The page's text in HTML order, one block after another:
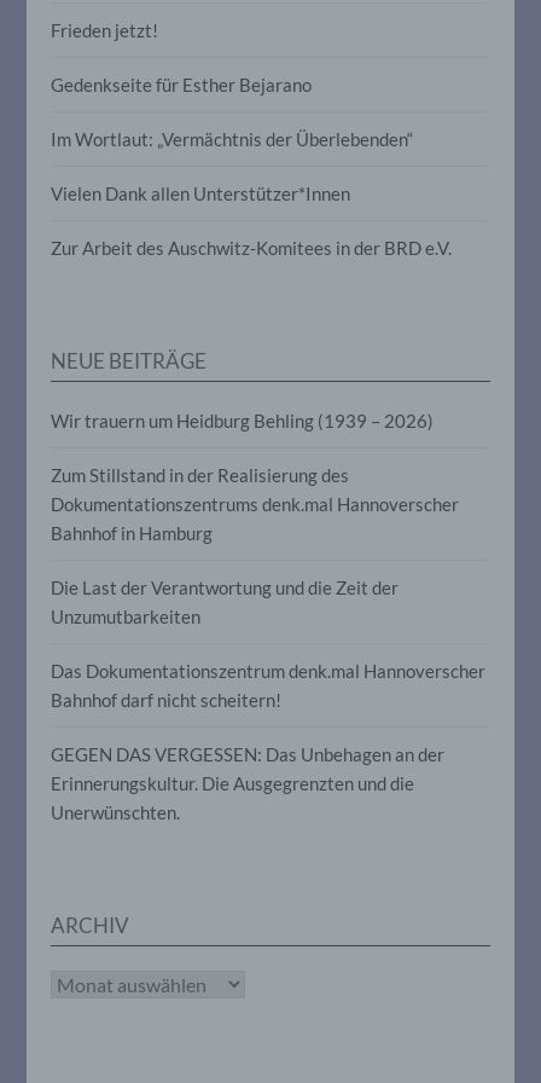
Frieden jetzt!
Gedenkseite für Esther Bejarano
Im Wortlaut: „Vermächtnis der Überlebenden“
Vielen Dank allen Unterstützer*Innen
Zur Arbeit des Auschwitz-Komitees in der BRD e.V.
NEUE BEITRÄGE
Wir trauern um Heidburg Behling (1939 – 2026)
Zum Stillstand in der Realisierung des
Dokumentationszentrums denk.mal Hannoverscher
Bahnhof in Hamburg
Die Last der Verantwortung und die Zeit der
Unzumutbarkeiten
Das Dokumentationszentrum denk.mal Hannoverscher
Bahnhof darf nicht scheitern!
GEGEN DAS VERGESSEN: Das Unbehagen an der
Erinnerungskultur. Die Ausgegrenzten und die
Unerwünschten.
ARCHIV
Archiv
Profiling ist jede Art der automatisierten
die darin besteht, dass diese
werden, um bestimmte persönliche
Aspekte, die sich auf eine natürliche
insbesondere, um Aspekte bezüglich
Interessen, Zuverlässigkeit, Verhalten,
personenbezogener Daten in einer Weise,
auf welche die personenbezogenen Daten
Informationen nicht mehr einer
zugeordnet werden können, sofern diese
zusätzlichen Informationen gesondert
aufbewahrt werden und technischen und
unterliegen, die gewährleisten, dass die
personenbezogenen Daten nicht einer
g) Verantwortlicher oder für die
Verantwortlicher ist die natürliche oder
juristische Person, Behörde, Einrichtung
gemeinsam mit anderen über die Zwecke